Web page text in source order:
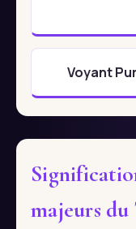
Voyant
majeurs